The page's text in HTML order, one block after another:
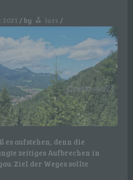
/by lars /
es aufstehen, denn die
zeitiges Aufbrechen in
Ziel der Weges sollte